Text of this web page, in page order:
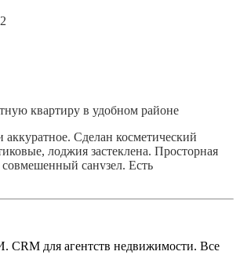
встроенный шкаф.
поверхность, вытяжка,
есть детская площадка. В минуте
транспорта, можно
города.
школы № 11 и 17, детские садики
магазинов и супермаркетов,
выдачи.
квартиру в удобном районе
аккуратное. Сделан косметический
лоджия застеклена. Просторная
санузел. Есть
прихожая.
сушилка, пылесос.
холодильник INDESIT,
для агентств недвижимости. Все